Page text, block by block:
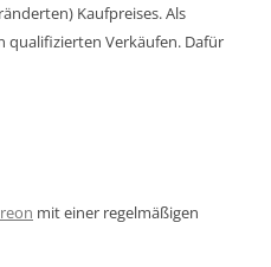
Kaufpreises. Als
qualifizierten Verkäufen. Dafür
mit einer regelmäßigen